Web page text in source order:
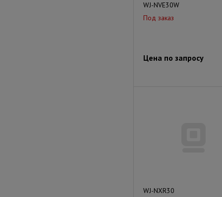
WJ-NVE30W
Под заказ
Цена по запросу
WJ-NXR30